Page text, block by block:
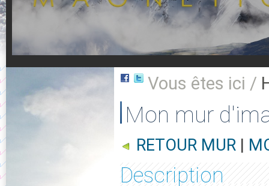
Vous êtes ici /
Mon mur
RETOUR MUR |
Description